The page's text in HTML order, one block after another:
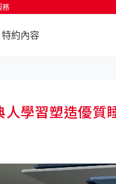
務
特約內容
人學習塑造優